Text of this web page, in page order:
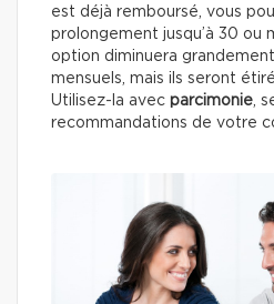
est déjà remboursé, vous
prolongement jusqu’à 30 ou
option diminuera
mensuels, mais ils seront
Utilisez-la avec parcimonie,
recommandations de votre